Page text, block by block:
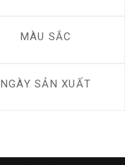
MÀU SẮC
NGÀY SẢN XUẤT